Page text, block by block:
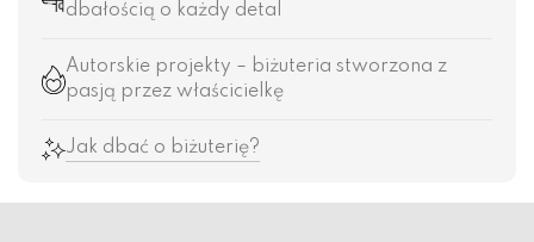
dbałością o każdy detal
Autorskie projekty – biżuteria stworzona z
pasją przez właścicielkę
Jak dbać o biżuterię?